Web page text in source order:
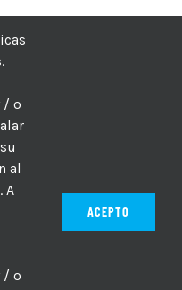
Para PYMES
/ o
al
A
/ o
ACEPTO